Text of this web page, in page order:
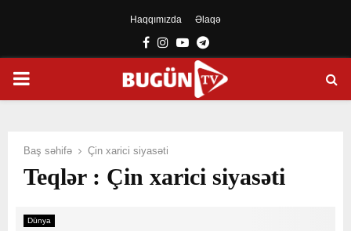
Haqqımızda Əlaqə
Facebook
Instagram
YoutubeTelegram
PRIMARY
Baş səhifə Çin xarici siyasəti
Teqlər : Çin xarici siyasəti
Dünya